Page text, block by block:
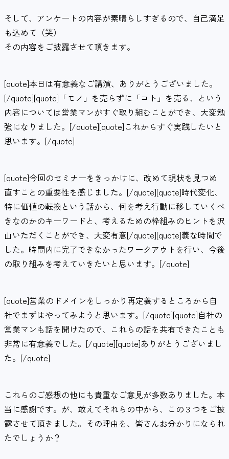
そして、アンケートの内容が素晴らしすぎるので、自己満足
も込めて（笑）
その内容をご披露させて頂きます。
[quote]本日は有意義なご講演、ありがとうございました。
[/quote][quote]「モノ」を売らずに「コト」を売る、という
内容については営業マンがすぐ取り組むことができ、大変勉
強になりました。[/quote][quote]これからすぐ実践したいと
思います。[/quote]
[quote]今回のセミナーをきっかけに、改めて現状を見つめ
直すことの重要性を感じました。[/quote][quote]時代変化、
特に価値の転換という話から、何を考え行動に移していくべ
きなのかのキーワードと、考えるための枠組みのヒントを沢
山いただくことができ、大変有意[/quote][quote]義な時間で
した。時間内に完了できなかったワークアウトを行い、今後
の取り組みを考えていきたいと思います。[/quote]
[quote]営業のドメインをしっかり再定義するところから自
社でまずはやってみようと思います。[/quote][quote]自社の
営業マンも話を聞けたので、これらの話を共有できたことも
非常に有意義でした。[/quote][quote]ありがとうございまし
た。[/quote]
これらのご感想の他にも貴重なご意見が多数ありました。本
当に感謝です。が、敢えてそれらの中から、この３つをご披
露させて頂きました。その理由を、皆さんお分かりになられ
たでしょうか？